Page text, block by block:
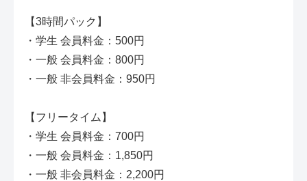
【3時間パック】
・学生 会員料金：500円
・一般 会員料金：800円
・一般 非会員料金：950円
【フリータイム】
・学生 会員料金：700円
・一般 会員料金：1,850円
・一般 非会員料金：2,200円